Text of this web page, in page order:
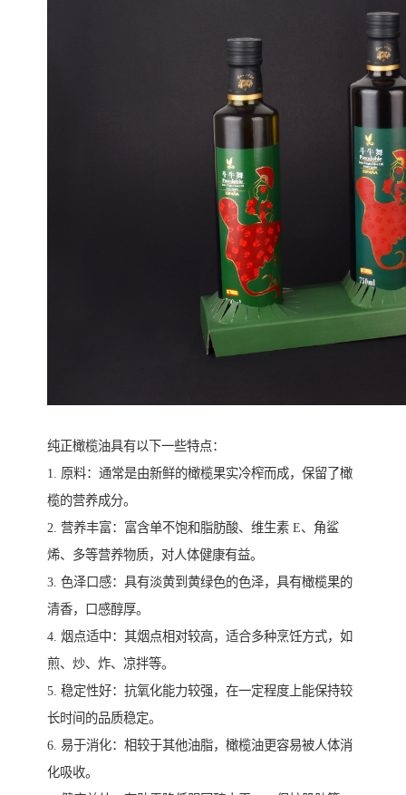
纯正橄榄油具有以下一些特点：
1. 原料：通常是由新鲜的橄榄果实冷榨而成，保留了橄
榄的营养成分。
2. 营养丰富：富含单不饱和脂肪酸、维生素 E、角鲨
烯、多等营养物质，对人体健康有益。
3. 色泽口感：具有淡黄到黄绿色的色泽，具有橄榄果的
清香，口感醇厚。
4. 烟点适中：其烟点相对较高，适合多种烹饪方式，如
煎、炒、炸、凉拌等。
5. 稳定性好：抗氧化能力较强，在一定程度上能保持较
长时间的品质稳定。
6. 易于消化：相较于其他油脂，橄榄油更容易被人体消
化吸收。